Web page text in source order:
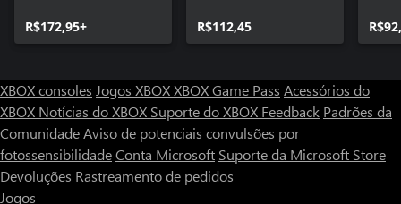
R$172,95+ R$112,45
XBOX consoles Jogos XBOXXBOX Game Pass Acessórios do
XBOX Notícias do XBOX Suporte do XBOX Feedback Padrões da
ComunidadeAviso de potenciais convulsões por
fotossensibilidadeConta Microsoft Suporte da Microsoft Store
Devoluções Rastreamento de pedidos
Jogos